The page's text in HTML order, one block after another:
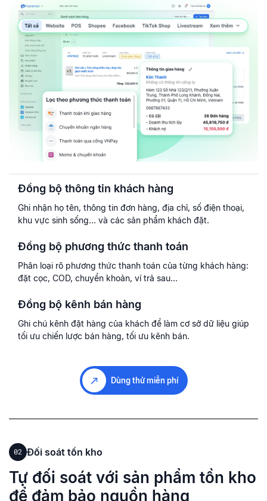
Đồng bộ thông tin khách hàng
Ghi nhận họ tên, thông tin đơn hàng, địa chỉ, số điện thoại,
khu vực sinh sống... và các sản phẩm khách đặt.
Đồng bộ phương thức thanh toán
Phân loại rõ phương thức thanh toán của từng khách hàng:
đặt cọc, COD, chuyển khoản, ví trả sau...
Đồng bộ kênh bán hàng
Ghi chú kênh đặt hàng của khách để làm cơ sở dữ liệu giúp
tối ưu chiến lược bán hàng, tối ưu kênh bán.
Dùng thử miễn phí
02 Đối soát tồn kho
Tự đối soát với sản phẩm tồn kho
để đảm bảo nguồn hàng